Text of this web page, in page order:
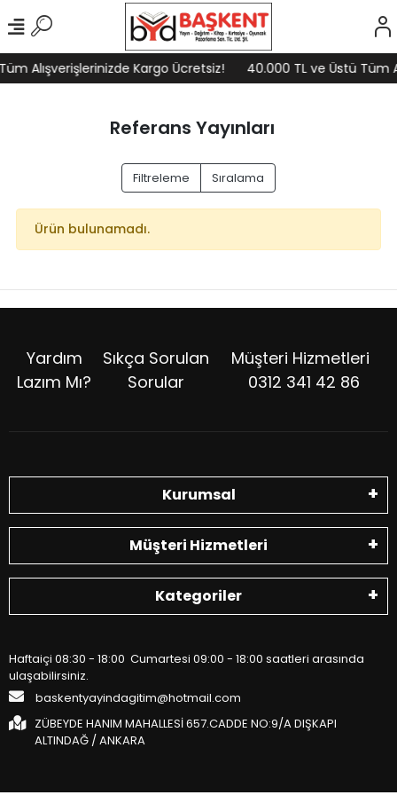
Alışverişlerinizde Kargo Ücretsiz! 40.000 TL ve Üstü Tüm
Referans Yayınları
Filtreleme Sıralama
Ürün bulunamadı.
Yardım
Lazım Mı?
Sıkça Sorulan
Sorular
Müşteri Hizmetleri
0312 341 42 86
Kurumsal
Müşteri Hizmetleri
Kategoriler
Haftaiçi 08:30 - 18:00 Cumartesi 09:00 - 18:00 saatleri arasında
ulaşabilirsiniz.
baskentyayindagitim@hotmail.com
ZÜBEYDE HANIM MAHALLESİ 657.CADDE NO:9/A DIŞKAPI
ALTINDAĞ / ANKARA